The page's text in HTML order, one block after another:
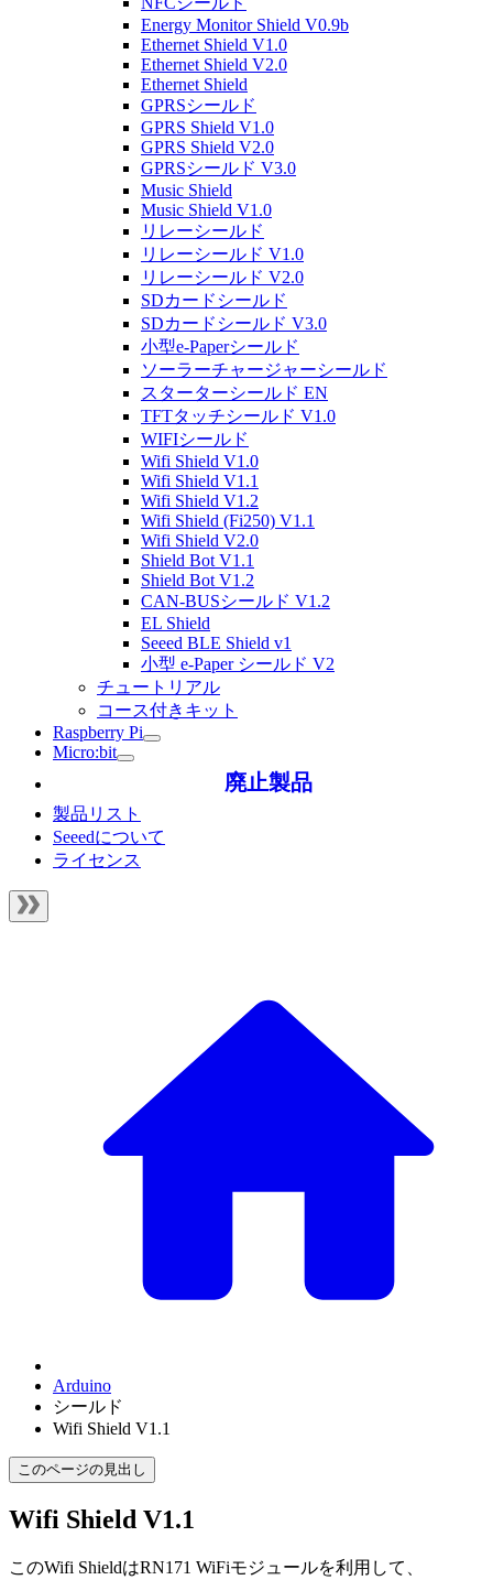
Energy Monitor Shield V0.9b
Ethernet Shield V1.0
Ethernet Shield V2.0
Ethernet Shield
GPRSシールド
GPRS Shield V1.0
GPRS Shield V2.0
GPRSシールド V3.0
Music Shield
Music Shield V1.0
リレーシールド
リレーシールド V1.0
リレーシールド V2.0
SDカードシールド
SDカードシールド V3.0
小型e-Paperシールド
ソーラーチャージャーシールド
スターターシールド EN
TFTタッチシールド V1.0
WIFIシールド
Wifi Shield V1.0
Wifi Shield V1.1
Wifi Shield V1.2
Wifi Shield (Fi250) V1.1
Wifi Shield V2.0
Shield Bot V1.1
Shield Bot V1.2
CAN-BUSシールド V1.2
EL Shield
Seeed BLE Shield v1
小型 e-Paper シールド V2
チュートリアル
コース付きキット
Raspberry Pi
Micro:bit
廃止製品
製品リスト
Seeedについて
ライセンス
Arduino
シールド
Wifi Shield V1.1
このページの見出し
Wifi Shield V1.1
このWifi ShieldはRN171 WiFiモジュールを利用して、